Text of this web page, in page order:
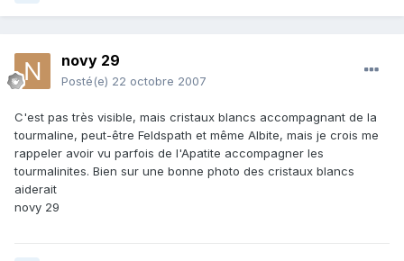
novy 29
Posté(e) 22 octobre 2007
C'est pas très visible, mais cristaux blancs accompagnant de la
tourmaline, peut-être Feldspath et même Albite, mais je crois me
rappeler avoir vu parfois de l'Apatite accompagner les
tourmalinites. Bien sur une bonne photo des cristaux blancs
aiderait
novy 29